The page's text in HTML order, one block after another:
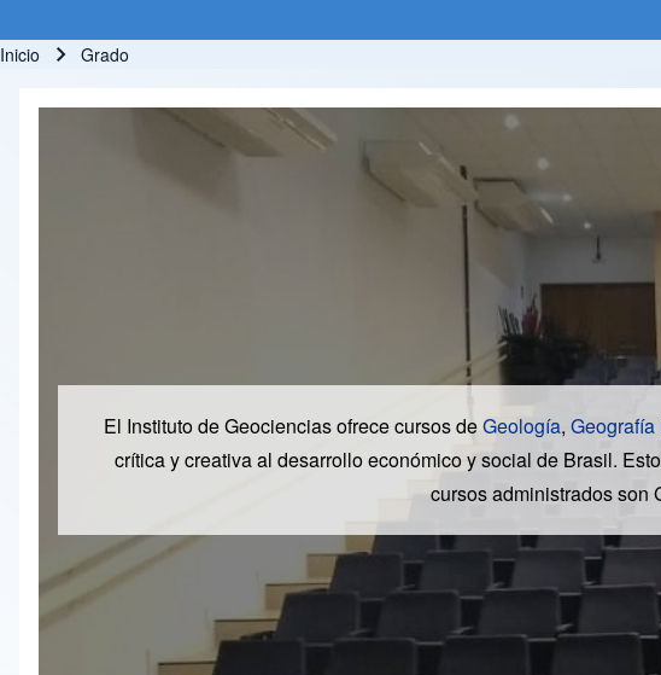
Ruta de navegación
Inicio Grado
El Instituto de Geociencias ofrece cursos deGeología, Geografía
crítica y creativa al desarrollo económico y social de Brasil.
cursos administrados son